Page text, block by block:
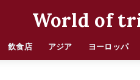
World of
飲食店 アジア ヨーロッパ